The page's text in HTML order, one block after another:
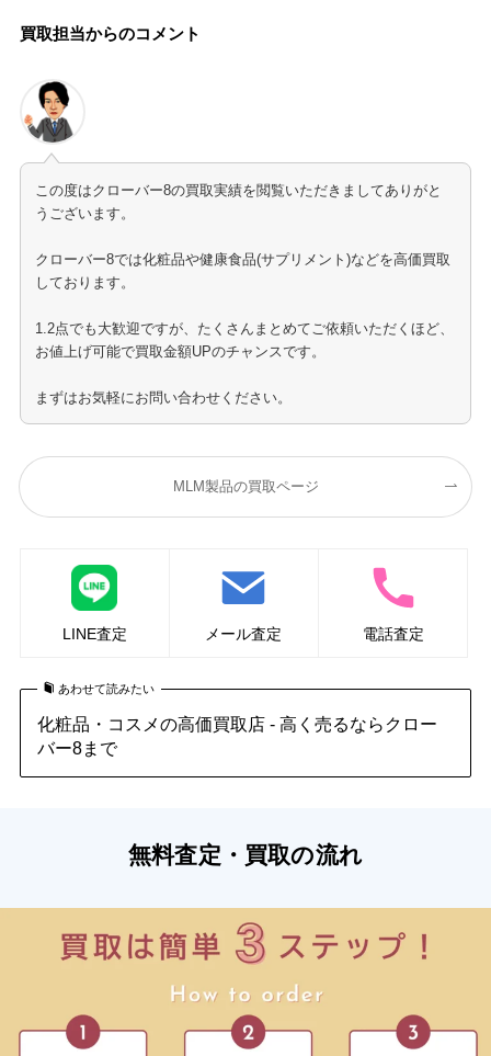
買取担当からのコメント
この度はクローバー8の買取実績を閲覧いただきましてありがと
うございます。
クローバー8では化粧品や健康食品(サプリメント)などを高価買取
しております。
1.2点でも大歓迎ですが、たくさんまとめてご依頼いただくほど、
お値上げ可能で買取金額UPのチャンスです。
まずはお気軽にお問い合わせください。
MLM製品の買取ページ
LINE査定 メール査定 電話査定
あわせて読みたい
化粧品・コスメの高価買取店 - 高く売るならクロー
バー8まで
無料査定・買取の流れ